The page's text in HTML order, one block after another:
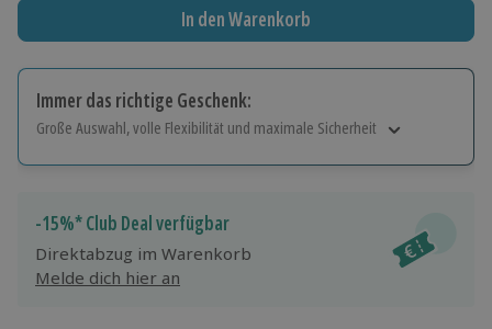
In den Warenkorb
Immer das richtige Geschenk:
Große Auswahl, volle Flexibilität und maximale Sicherheit
Jeder Gutschein für alle Erlebnisse einlösbar.
Maximale Sicherheit
3 Jahre gültig & verlängerbar.
-15%* Club Deal verfügbar
Direktabzug im Warenkorb
Melde dich hier an